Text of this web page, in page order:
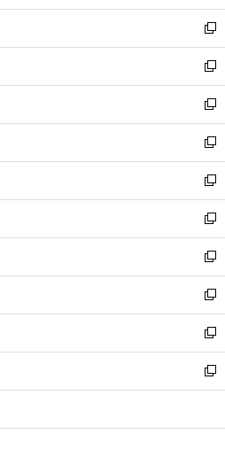
開
く
ウ
で
開
く
ン
ド
ウ
で
開
く
ウ
ィ
ン
ド
ウ
で
開
く
新
し
い
ウ
ィ
ン
ド
ウ
で
開
く
新
し
い
ウ
ィ
ン
ド
ウ
で
開
く
新
し
い
ウ
ィ
ン
ド
ウ
で
開
く
新
し
い
ウ
ィ
ン
ド
ウ
で
開
く
新
し
い
ウ
ィ
ン
ド
ウ
で
開
く
新
し
い
ウ
ィ
ン
ド
ウ
で
開
新
し
い
ウ
ィ
ン
ド
ウ
開
新
し
い
ウ
ィ
ン
ウ
新
し
い
ウ
ン
新
し
ウ